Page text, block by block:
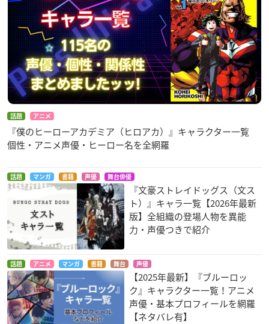
話題 アニメ
『僕のヒーローアカデミア（ヒロアカ）』キャラクター一覧
個性・アニメ声優・ヒーロー名を全網羅
話題 マンガ 書籍 声優 舞台俳優
『文豪ストレイドッグス（文ス
ト）』キャラ一覧【2026年最新
版】全組織の登場人物を異能
力・声優つきで紹介
話題 アニメ マンガ 書籍 舞台 声優
【2025年最新】『ブルーロッ
ク』キャラクター一覧！アニメ
声優・基本プロフィールを網羅
【ネタバレ有】